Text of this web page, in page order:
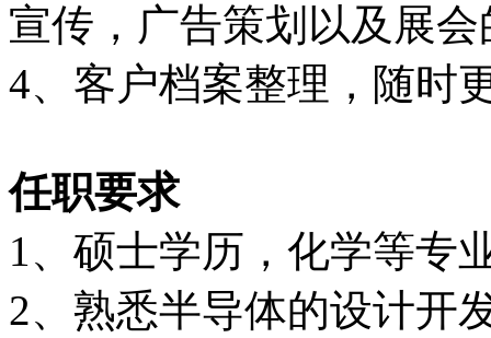
宣传，广告策划以及展
4、客户档案整理，随时
任职要求
1、硕士学历，化学等专
2、熟悉半导体的设计开